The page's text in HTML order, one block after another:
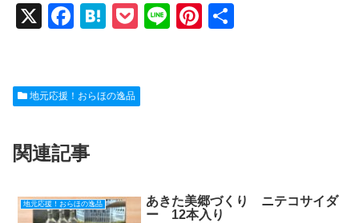
X
F
e
o
o
k
H
n
P
et
Li
Pi
地元応援！おらほの逸品
関連記事
地元応援！おらほの逸品
あきた美郷づくり ニテコサイダ
ー 12本入り